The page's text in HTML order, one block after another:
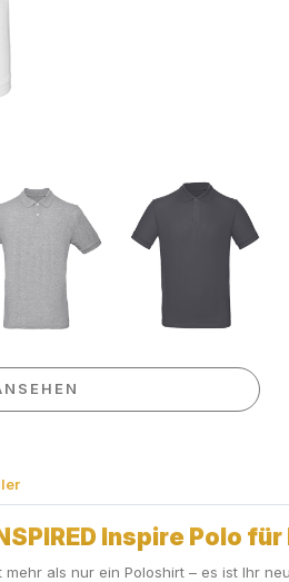
Inspire Polo
mehr als nur ein Poloshirt – es ist